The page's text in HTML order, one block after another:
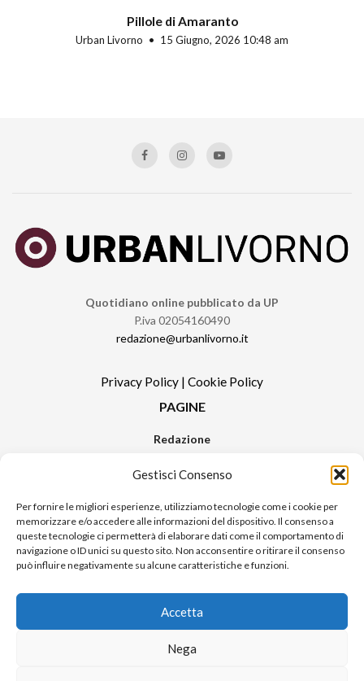
Gestisci Consenso
Per fornire le migliori esperienze, utilizziamo tecnologie come i cookie per
memorizzare e/o accedere alle informazioni del dispositivo. Il consenso a
queste tecnologie ci permetterà di elaborare dati come il comportamento di
navigazione o ID unici su questo sito. Non acconsentire o ritirare il consenso
può influire negativamente su alcune caratteristiche e funzioni.
Accetta
Nega
Pillole di Amaranto
Urban Livorno 15 Giugno, 2026 10:48 am
Quotidiano online pubblicato da UP
P.iva 02054160490
redazione@urbanlivorno.it
Privacy Policy | Cookie Policy
PAGINE
Redazione
Pubblicità
Sitemap
RUBRICHE
Notizie in Primo Piano
Urban Video
Livorno FAQs